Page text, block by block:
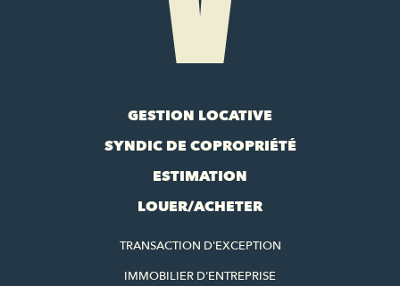
GESTION LOCATIVE
SYNDIC DE COPROPRIÉTÉ
ESTIMATION
LOUER/ACHETER
TRANSACTION D'EXCEPTION
IMMOBILIER D'ENTREPRISE